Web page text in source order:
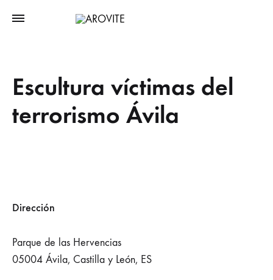
Escultura víctimas del
terrorismo Ávila
Dirección
Parque de las Hervencias
05004 Ávila, Castilla y León, ES